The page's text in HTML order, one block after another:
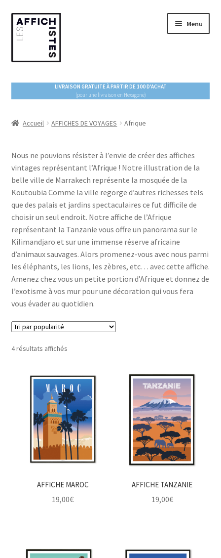
Aller
la
Aller
au
contenu
Menu
BOUTIQUE
Ouvrir
ESPACE PRO
À PROPOS
BLOG !
LIVRAISON GRATUITE À PARTIR DE 100 D'ACHAT
(pour une livraison en Hexagone)
Accueil AFFICHES DE VOYAGES Afrique
Nous ne pouvions résister à l’envie de créer des affiches
vintages représentant l’Afrique ! Notre illustration de la
belle ville de Marrakech représente la mosquée de la
Koutoubia Comme la ville regorge d’autres richesses tels
que des palais et jardins spectaculaires ce fut difficile de
choisir un seul endroit. Notre affiche de l’Afrique
représentant la Tanzanie vous offre un panorama sur le
Kilimandjaro et sur une immense réserve africaine
d’animaux sauvages. Alors promenez-vous avec nous parmi
les éléphants, les lions, les zèbres, etc… avec cette affiche.
Amenez chez vous un petite portion d’Afrique et donnez de
l’exotisme à vos mur pour une décoration qui vous fera
vous évader au quotidien.
4 résultats affichésTrié
AFFICHE MAROC
19,00€
AFFICHE TANZANIE
19,00€